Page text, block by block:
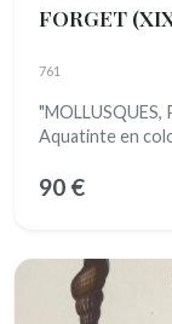
FORGET
761
"MOLLUSQUES,
Aquatinte en
90 €